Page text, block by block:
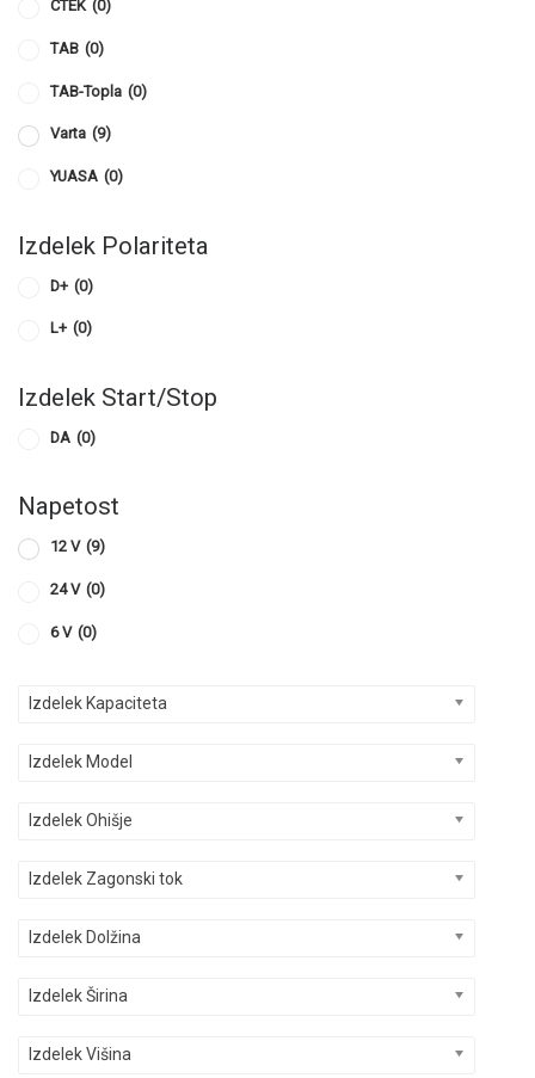
CTEK (0)
TAB (0)
TAB-Topla (0)
Varta (9)
YUASA (0)
Izdelek Polariteta
D+ (0)
L+ (0)
Izdelek Start/Stop
DA (0)
Napetost
12 V (9)
24 V (0)
6 V (0)
Izdelek Kapaciteta
Izdelek Model
Izdelek Ohišje
Izdelek Zagonski tok
Izdelek Dolžina
Izdelek Širina
Izdelek Višina